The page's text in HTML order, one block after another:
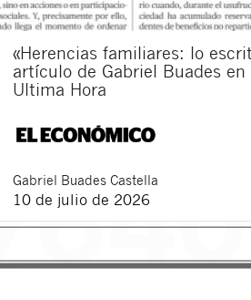
«Herencias familiares: lo
artículo de Gabriel Buades en
Ultima Hora
Gabriel Buades Castella
10 de julio de 2026